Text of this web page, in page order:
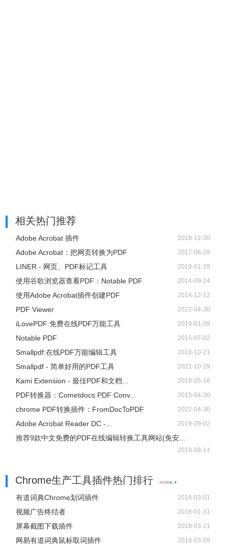
相关热门推荐
Adobe Acrobat 插件 2018-12-30
Adobe Acrobat：把网页转换为PDF 2017-06-28
LINER - 网页、PDF标记工具 2019-01-29
使用谷歌浏览器查看PDF：Notable PDF 2014-09-24
使用Adobe Acrobat插件创建PDF 2014-12-12
PDF Viewer 2022-04-30
iLovePDF:免费在线PDF万能工具 2019-01-09
Notable PDF 2015-07-02
Smallpdf:在线PDF万能编辑工具 2018-10-21
Smallpdf - 简单好用的PDF工具 2021-10-29
Kami Extension - 最佳PDF和文档... 2019-05-16
PDF转换器：Cometdocs PDF Conv... 2015-04-30
chrome PDF转换插件：FromDocToPDF 2022-04-30
Adobe Acrobat Reader DC -... 2019-09-02
推荐9款中文免费的PDF在线编辑转换工具网站(免安...
2019-08-14
Chrome生产工具插件热门排行
有道词典Chrome划词插件 2018-03-01
视频广告终结者 2018-01-31
屏幕截图下载插件 2018-03-21
网易有道词典鼠标取词插件 2018-03-09